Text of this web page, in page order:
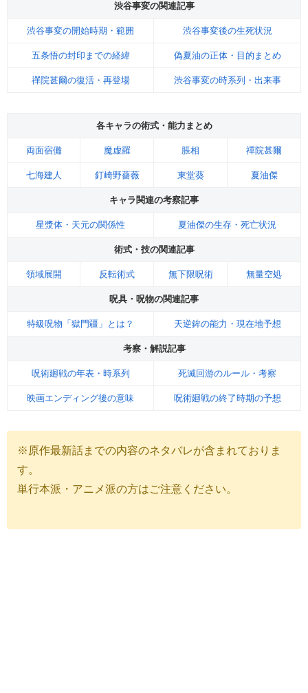
渋谷事変の関連記事
渋谷事変の開始時期・範囲 渋谷事変後の生死状況
五条悟の封印までの経緯 偽夏油の正体・目的まとめ
禪院甚爾の復活・再登場 渋谷事変の時系列・出来事
各キャラの術式・能力まとめ
両面宿儺 魔虚羅 脹相 禪院甚爾
七海建人 釘崎野薔薇 東堂葵 夏油傑
キャラ関連の考察記事
星漿体・天元の関係性 夏油傑の生存・死亡状況
術式・技の関連記事
領域展開 反転術式 無下限呪術 無量空処
呪具・呪物の関連記事
特級呪物「獄門疆」とは？ 天逆鉾の能力・現在地予想
考察・解説記事
呪術廻戦の年表・時系列 死滅回游のルール・考察
映画エンディング後の意味 呪術廻戦の終了時期の予想
※原作最新話までの内容のネタバレが含まれておりま
す。
単行本派・アニメ派の方はご注意ください。